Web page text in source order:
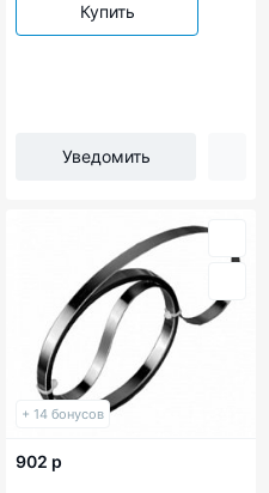
Купить
Уведомить
+ 14 бонусов
902 р